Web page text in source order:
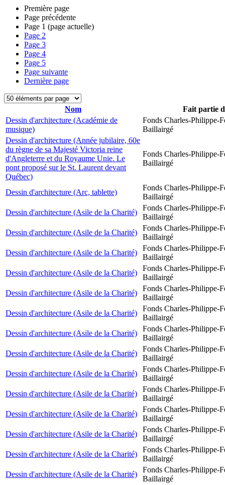
Première page
Page précédente
Page 1 (page actuelle)
Page 2
Page 3
Page 4
Page 5
Page suivante
Dernière page
Nom
Fait partie
Dessin d'architecture (Académie de
musique)
Fonds Charles-Philippe-
Baillairgé
Dessin d'architecture (Année jubilaire, 60e
du règne de sa Majesté Victoria reine
d'Angleterre et du Royaume Unie. Le
pont proposé sur le St. Laurent devant
Québec)
Fonds Charles-Philippe-
Baillairgé
Dessin d'architecture (Arc, tablette)
Fonds Charles-Philippe-
Baillairgé
Dessin d'architecture (Asile de la Charité)
Fonds Charles-Philippe-
Baillairgé
Dessin d'architecture (Asile de la Charité)
Fonds Charles-Philippe-
Baillairgé
Dessin d'architecture (Asile de la Charité)
Fonds Charles-Philippe-
Baillairgé
Dessin d'architecture (Asile de la Charité)
Fonds Charles-Philippe-
Baillairgé
Dessin d'architecture (Asile de la Charité)
Fonds Charles-Philippe-
Baillairgé
Dessin d'architecture (Asile de la Charité)
Fonds Charles-Philippe-
Baillairgé
Dessin d'architecture (Asile de la Charité)
Fonds Charles-Philippe-
Baillairgé
Dessin d'architecture (Asile de la Charité)
Fonds Charles-Philippe-
Baillairgé
Dessin d'architecture (Asile de la Charité)
Fonds Charles-Philippe-
Baillairgé
Dessin d'architecture (Asile de la Charité)
Fonds Charles-Philippe-
Baillairgé
Dessin d'architecture (Asile de la Charité)
Fonds Charles-Philippe-
Baillairgé
Dessin d'architecture (Asile de la Charité)
Fonds Charles-Philippe-
Baillairgé
Dessin d'architecture (Asile de la Charité)
Fonds Charles-Philippe-
Baillairgé
Dessin d'architecture (Asile de la Charité)
Fonds Charles-Philippe-
Baillairgé